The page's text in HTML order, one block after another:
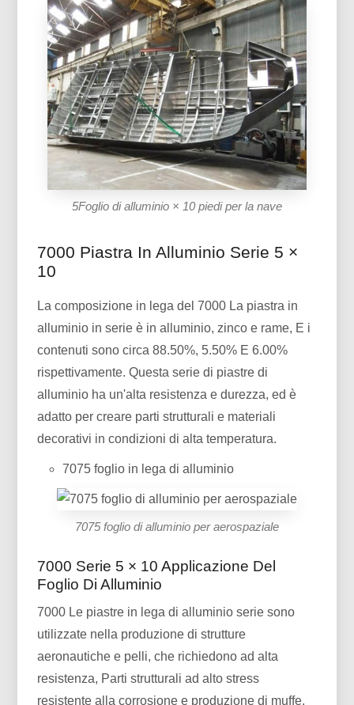
5Foglio di alluminio × 10 piedi per la nave
7000 Piastra In Alluminio Serie 5 ×
10
La composizione in lega del 7000 La piastra in
alluminio in serie è in alluminio, zinco e rame, E i
contenuti sono circa 88.50%, 5.50% E 6.00%
rispettivamente. Questa serie di piastre di
alluminio ha un'alta resistenza e durezza, ed è
adatto per creare parti strutturali e materiali
decorativi in ​​condizioni di alta temperatura.
7075 foglio in lega di alluminio
7075 foglio di alluminio per aerospaziale
7000 Serie 5 × 10 Applicazione Del
Foglio Di Alluminio
7000 Le piastre in lega di alluminio serie sono
utilizzate nella produzione di strutture
aeronautiche e pelli, che richiedono ad alta
resistenza, Parti strutturali ad alto stress
resistente alla corrosione e produzione di muffe.